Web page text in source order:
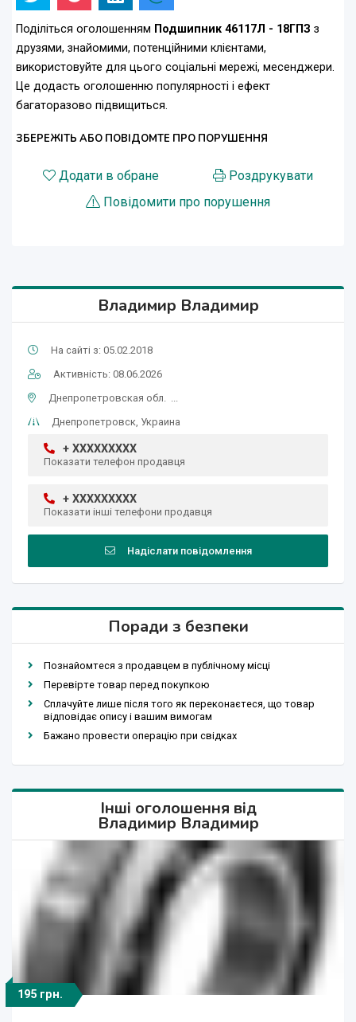
Поділіться оголошенням Подшипник 46117Л - 18ГПЗ з
друзями, знайомими, потенційними клієнтами,
використовуйте для цього соціальні мережі, месенджери.
Це додасть оголошенню популярності і ефект
багаторазово підвищиться.
ЗБЕРЕЖІТЬ АБО ПОВІДОМТЕ ПРО ПОРУШЕННЯ
Додати в обране
Роздрукувати
Повідомити про порушення
Владимир Владимир
На сайті з: 05.02.2018
Активність: 08.06.2026
Днепропетровская обл. ...
Днепропетровск, Украина
+ XXXXXXXXX
Показати телефон продавця
+ XXXXXXXXX
Показати інші телефони продавця
Надіслати повідомлення
Поради з безпеки
Познайомтеся з продавцем в публічному місці
Перевірте товар перед покупкою
Сплачуйте лише після того як переконаєтеся, що товар
відповідає опису і вашим вимогам
Бажано провести операцію при свідках
Інші оголошення від
Владимир Владимир
375 грн.
270 грн.
396 грн.
195 грн. 100 грн.
150 грн.
28 грн.
375 грн.
180 грн.
375 грн.
270 грн.